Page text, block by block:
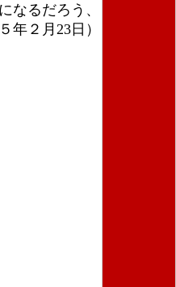
るだろう、この差し
２月23日）